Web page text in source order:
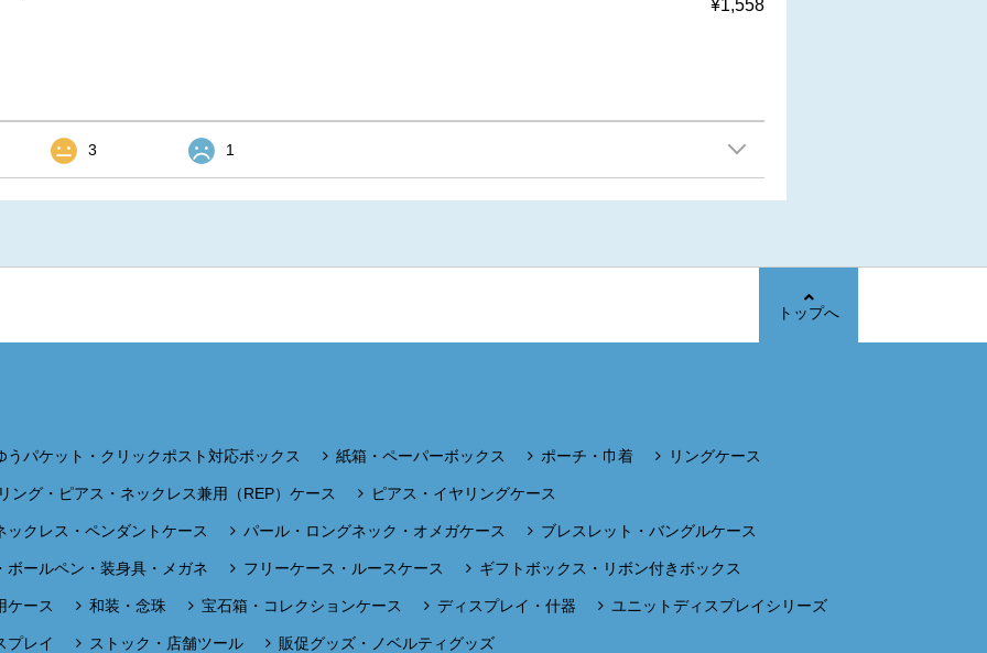
¥1,558
3 1
トップへ
うパケット・クリックポスト対応ボックス 紙箱・ペーパーボックス ポーチ・巾着 リングケース
ング・ピアス・ネックレス兼用（REP）ケース ピアス・イヤリングケース
ックレス・ペンダントケース パール・ロングネック・オメガケース ブレスレット・バングルケース
ールペン・装身具・メガネ フリーケース・ルースケース ギフトボックス・リボン付きボックス
ケース 和装・念珠 宝石箱・コレクションケース ディスプレイ・什器 ユニットディスプレイシリーズ
プレイ ストック・店舗ツール 販促グッズ・ノベルティグッズ